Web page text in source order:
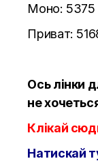
Моно: 5375
Приват:
Ось лінки
не
Клікай
Натискай